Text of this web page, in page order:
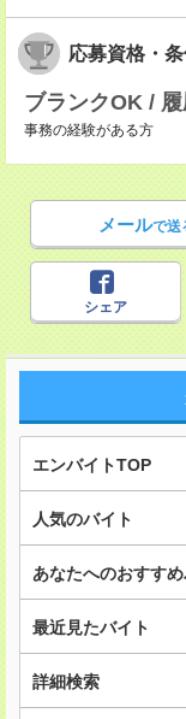
応募資格・
ブランクOK /
事務の経験がある方
メールで送
シェア
エンバイトTOP
人気のバイト
あなたへのおすすめ
最近見たバイト
詳細検索